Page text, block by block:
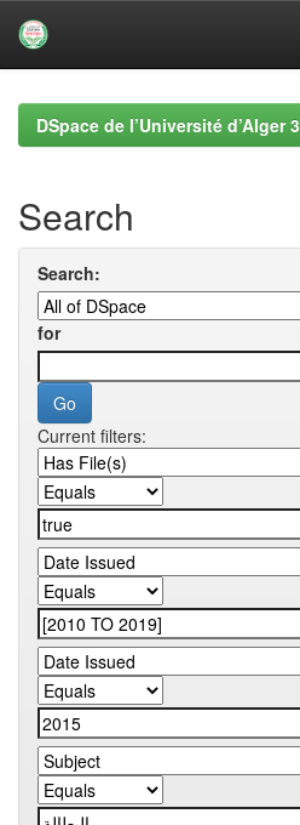
navigationDSpace de l’Université d’Alger 3
Search
Search:
for
Current filters: